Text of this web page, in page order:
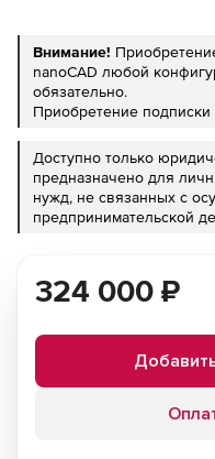
Внимание!
nanoCAD любой
обязательно.
Приобретение
Доступно только
предназначено для
нужд, не связанных с
предпринимательской
324 000 ₽